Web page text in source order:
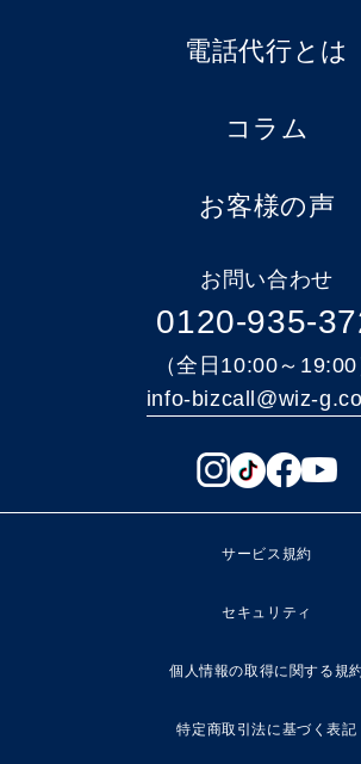
電話代行とは
コラム
お客様の声
お問い合わせ
0120-935-
（全日10:00～19:00
info-bizcall@wiz-
サービス規約
セキュリティ
個人情報の取得に関する規
特定商取引法に基づく表記